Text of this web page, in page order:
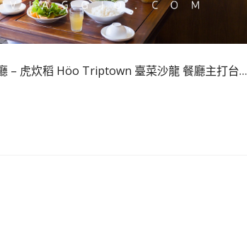
– 虎炊稻 Höo Triptown 臺菜沙龍 餐廳主打台…